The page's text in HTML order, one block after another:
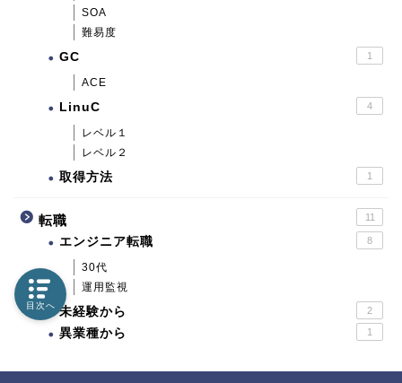
SOA
難易度
GC 1
ACE
LinuC 4
レベル１
レベル２
取得方法 1
転職 11
エンジニア転職 8
30代
運用監視
未経験から 2
異業種から 1
目次へ